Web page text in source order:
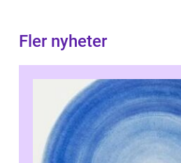
Fler nyheter